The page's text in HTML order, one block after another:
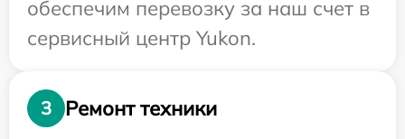
обеспечим перевозку за наш счет в
сервисный центр Yukon.
3
Ремонт техники